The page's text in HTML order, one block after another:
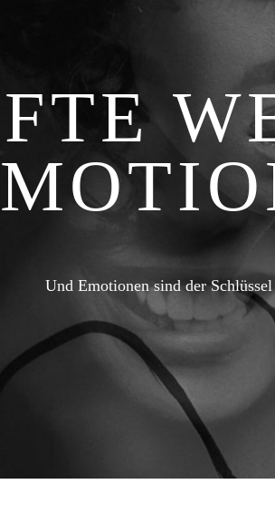
Und Emotionen sind der